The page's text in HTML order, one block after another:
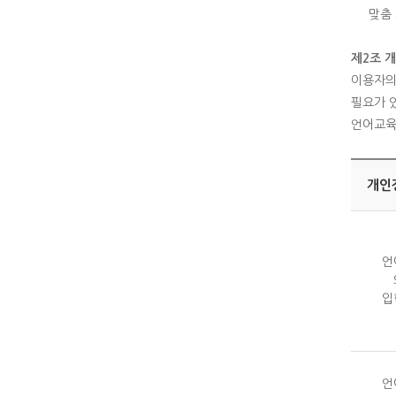
맞춤
제2조
이용자
필요가
언어교
개인
언
입
언